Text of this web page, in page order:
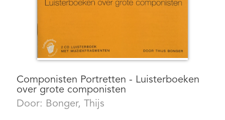
Componisten Portretten - Luisterboeken
over grote componisten
Door: Bonger, Thijs